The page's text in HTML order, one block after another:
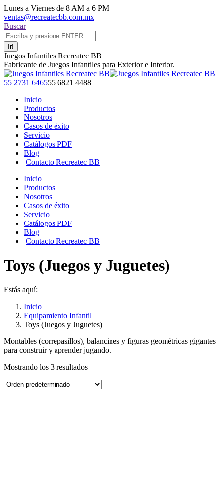
Saltar
al
contenido
Lunes a Viernes de 8 AM a 6 PM
ventas@recreatecbb.com.mx
Buscar:
Buscar
Juegos Infantiles Recreatec BB
Fabricante de Juegos Infantiles para Exterior e Interior.
Facebook
opens
new
window
X
opens
new
window
Instagram
opens
new
window
YouTube
opens
new
window
55 2731 646555 6821 4488
Inicio
Productos
Nosotros
Casos de éxito
Servicio
Catálogos PDF
Blog
Contacto Recreatec BB
Inicio
Productos
Nosotros
Casos de éxito
Servicio
Catálogos PDF
Blog
Contacto Recreatec BB
Toys (Juegos y Juguetes)
Estás aquí:
Inicio
Equipamiento Infantil
Toys (Juegos y Juguetes)
Montables (correpasillos), balancines y figuras geométricas gigantes
para construir y aprender jugando.
Mostrando los 3 resultados